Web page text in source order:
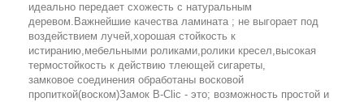
идеально передает схожесть с натуральным
деревом.Важнейшие качества ламината ; не выгорает под
воздействием лучей,хорошая стойкость к
истиранию,мебельными роликами,ролики кресел,высокая
термостойкость к действию тлеющей сигареты,
замковое соединения обработаны восковой
пропиткой(воском)Замок B-Clic - это; возможность простой и